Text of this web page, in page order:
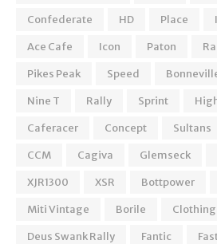
Confederate
HD Place
Ace Cafe
Icon Paton
Pikes Peak
Speed
Nine T
Rally Sprint
Caferacer
Concept Sultans
CCM
Cagiva Glemseck
XJR1300
XSR Bottpower
Miti Vintage
Borile Clothing
Deus Swank Rally
Fantic